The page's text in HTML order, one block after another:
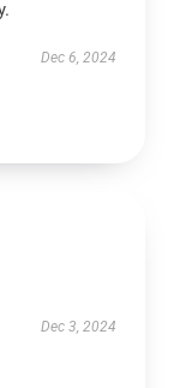
Dec 6, 2024
Dec 3, 2024